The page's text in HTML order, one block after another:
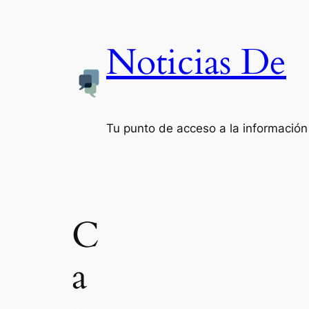
Noticias De
Tu punto de acceso a la información
C
a